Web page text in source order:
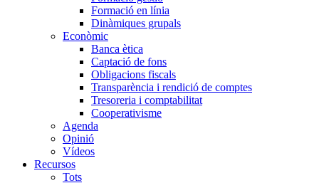
Formació en línia
Dinàmiques grupals
Econòmic
Banca ètica
Captació de fons
Obligacions fiscals
Transparència i rendició de comptes
Tresoreria i comptabilitat
Cooperativisme
Agenda
Opinió
Vídeos
Recursos
Tots